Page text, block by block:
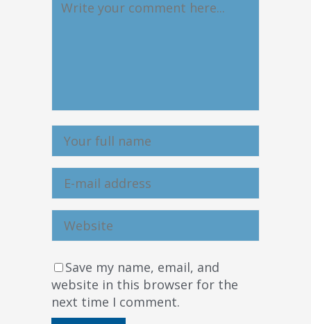
Save my name, email, and
website in this browser for the
next time I comment.